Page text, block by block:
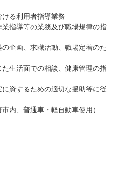
る利用者指導業務
業指導等の業務及び職場規律の指
企画、求職活動、職場定着のた
た生活面での相談、健康管理の指
資するための適切な援助等に従
内、普通車・軽自動車使用）